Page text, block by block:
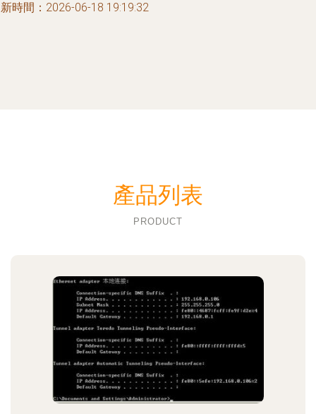
時間：2026-06-18 19:19:32
產品列表
PRODUCT